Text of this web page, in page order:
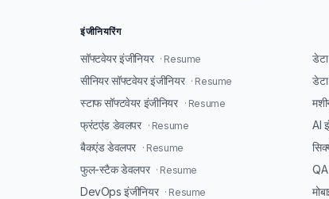
इंजीनियरिंग
सॉफ्टवेयर इंजीनियर · Resume
सीनियर सॉफ्टवेयर इंजीनियर · Resume
स्टाफ सॉफ्टवेयर इंजीनियर · Resume
फ्रंटएंड डेवलपर · Resume
बैकएंड डेवलपर · Resume
फुल-स्टैक डेवलपर · Resume
DevOps इंजीनियर · Resume
AI
QA